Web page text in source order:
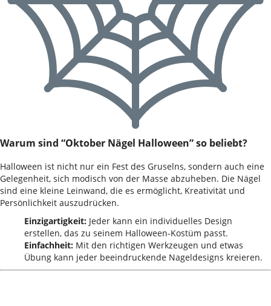
Warum sind “Oktober Nägel Halloween” so beliebt?
Halloween ist nicht nur ein Fest des Gruselns, sondern auch eine
Gelegenheit, sich modisch von der Masse abzuheben. Die Nägel
sind eine kleine Leinwand, die es ermöglicht, Kreativität und
Persönlichkeit auszudrücken.
Einzigartigkeit: Jeder kann ein individuelles Design
erstellen, das zu seinem Halloween-Kostüm passt.
Einfachheit: Mit den richtigen Werkzeugen und etwas
Übung kann jeder beeindruckende Nageldesigns kreieren.